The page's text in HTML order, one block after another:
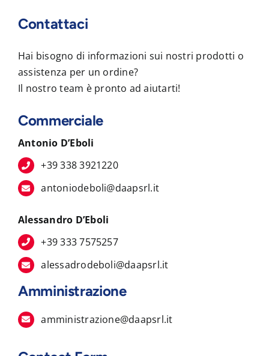
Contattaci
Hai bisogno di informazioni sui nostri prodotti o
assistenza per un ordine?
Il nostro team è pronto ad aiutarti!
Commerciale
Antonio D’Eboli
+39 338 3921220
antoniodeboli@daapsrl.it
Alessandro D’Eboli
+39 333 7575257
alessadrodeboli@daapsrl.it
Amministrazione
amministrazione@daapsrl.it